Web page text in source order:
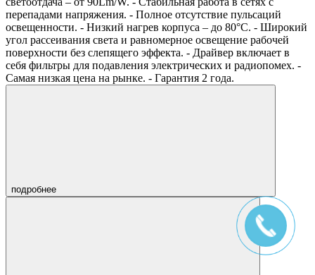
перепадами напряжения. - Полное отсутствие пульсаций
освещенности. - Низкий нагрев корпуса – до 80°С. - Широкий
угол рассеивания света и равномерное освещение рабочей
поверхности без слепящего эффекта. - Драйвер включает в
себя фильтры для подавления электрических и радиопомех. -
Самая низкая цена на рынке. - Гарантия 2 года.
подробнее